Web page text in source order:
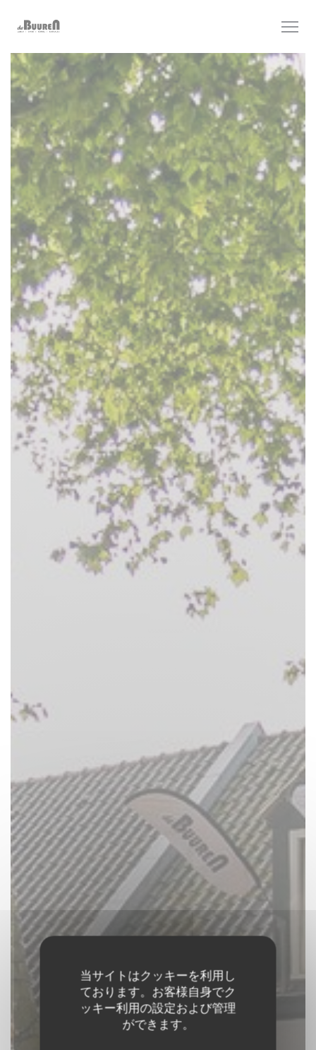
当サイトはクッキーを利用し
ております。お客様自身でク
ッキー利用の設定および管理
ができます。
de Buuren